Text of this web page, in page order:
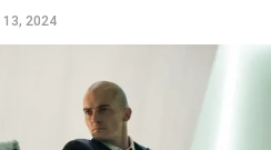
13, 2024